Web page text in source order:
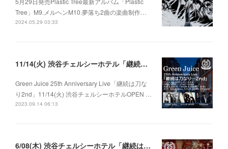
Tree」M9.メルヘンM10.夢落ち2曲の楽曲制作…
2024.05.29 03:33
11/14(火) 渋谷チェルシーホテル「継続は刀なり…2nd」
Green Juice 25th Anniversary Live「継続は刀な
り2nd」11/14(火) 渋谷チェルシーホテルOPEN …
2023.09.14 06:13
6/08(木) 渋谷チェルシーホテル「継続は刀なり…」